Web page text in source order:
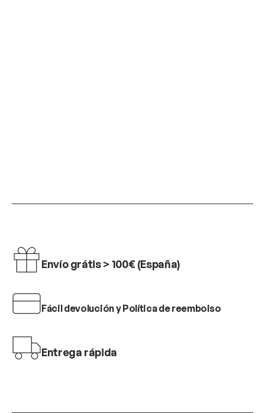
Envío grátis > 100€ (España)
Fácil devolución y Política de reembolso
Entrega rápida